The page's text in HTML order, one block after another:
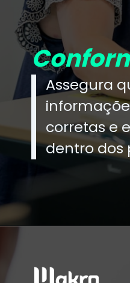
Assegura
corretas e
dentro dos